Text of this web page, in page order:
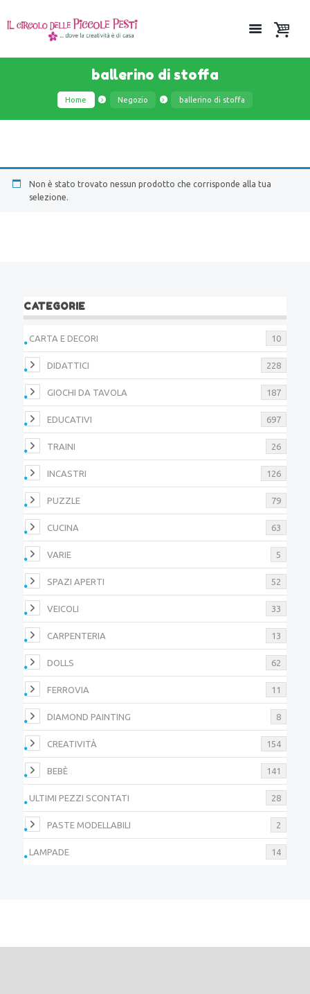
ballerino di stoffa
Home Negozio ballerino di stoffa
Non è stato trovato nessun prodotto che corrisponde alla tua
selezione.
CATEGORIE
CARTA E DECORI 10
DIDATTICI 228
GIOCHI DA TAVOLA 187
EDUCATIVI 697
TRAINI 26
INCASTRI 126
PUZZLE 79
CUCINA 63
VARIE 5
SPAZI APERTI 52
VEICOLI 33
CARPENTERIA 13
DOLLS 62
FERROVIA 11
DIAMOND PAINTING 8
CREATIVITÀ 154
BEBÈ 141
ULTIMI PEZZI SCONTATI 28
PASTE MODELLABILI 2
LAMPADE 14